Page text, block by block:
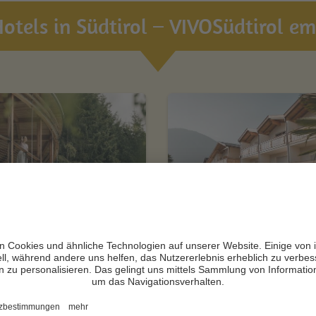
in Südtirol – VIVOSüdtirol
Innichen
Zur Website
Breakfast
CIN +